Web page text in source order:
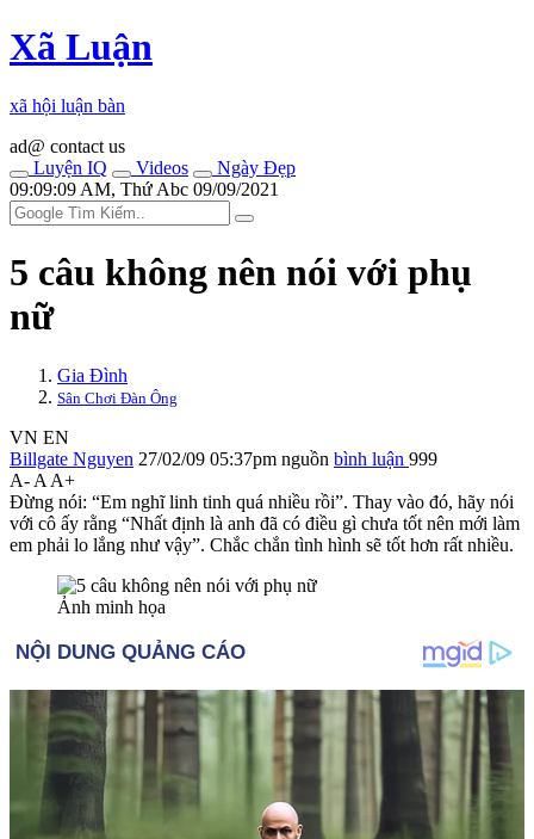
Xã Luận
xã hội luận bàn
ad@ contact us
Luyện IQ
Videos
Ngày Đẹp
09:09:09 AM, Thứ Abc 09/09/2021
5 câu không nên nói với phụ
nữ
Gia Đình
Sân Chơi Đàn Ông
VN EN
Billgate Nguyen 27/02/09 05:37pm nguồn bình luận 999
A- A A+
Đừng nói: “Em nghĩ linh tinh quá nhiều rồi”. Thay vào đó, hãy nói
với cô ấy rằng “Nhất định là anh đã có điều gì chưa tốt nên mới làm
em phải lo lắng như vậy”. Chắc chắn tình hình sẽ tốt hơn rất nhiều.
Ảnh minh họa